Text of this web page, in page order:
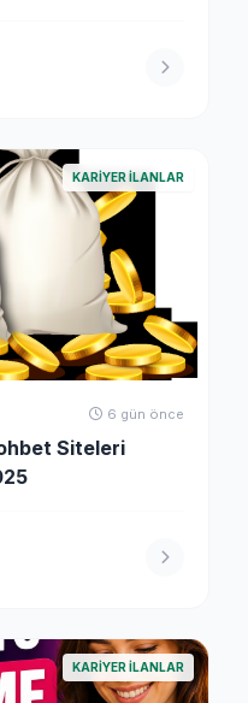
KARIYER ILANLAR
6 gün önce
Siteleri
KARIYER ILANLAR